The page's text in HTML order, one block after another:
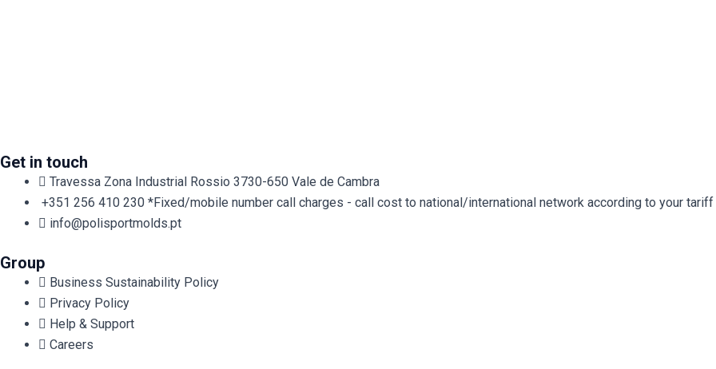
Get in touch
Travessa Zona Industrial Rossio 3730-650 Vale de Cambra​
+351 256 410 230 *Fixed/mobile number call charges - call cost to national/international network according to your tariff
info@polisportmolds.pt
Group
Business Sustainability Policy
Privacy Policy
Help & Support
Careers